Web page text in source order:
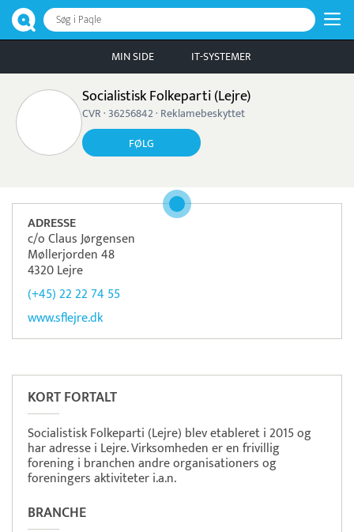
Søg i Paqle
MIN SIDE IT-SYSTEMER
Socialistisk Folkeparti (Lejre)
CVR · 36256842 · Reklamebeskyttet
FØLG
ADRESSE
c/o Claus Jørgensen
Møllerjorden 48
4320 Lejre
(+45) 22 22 74 55
www.sflejre.dk
KORT FORTALT
Socialistisk Folkeparti (Lejre) blev etableret i 2015 og
har adresse i Lejre. Virksomheden er en frivillig
forening i branchen andre organisationers og
foreningers aktiviteter i.a.n.
BRANCHE